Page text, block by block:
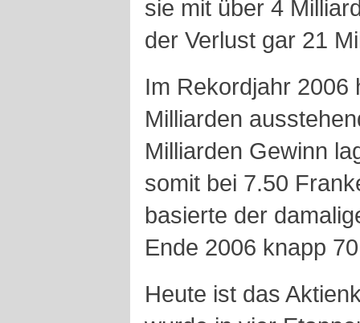
sie mit über 4
der Verlust gar 21
Im Rekordjahr 2006
Milliarden
Milliarden Gewinn
somit bei 7.50
basierte der
Ende 2006 knapp
Heute ist das